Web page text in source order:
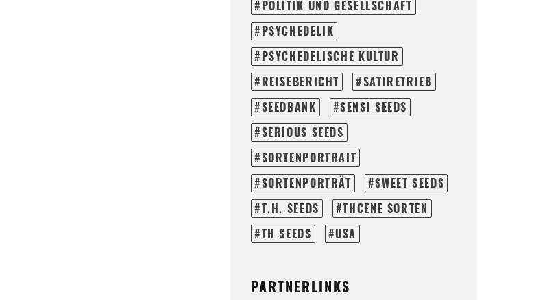
POLITIK UND GESELLSCHAFT
PSYCHEDELIK
PSYCHEDELISCHE KULTUR
REISEBERICHT
SATIRETRIEB
SEEDBANK
SENSI SEEDS
SERIOUS SEEDS
SORTENPORTRAIT
SORTENPORTRÄT
SWEET SEEDS
T.H. SEEDS
THCENE SORTEN
TH SEEDS
USA
PARTNERLINKS